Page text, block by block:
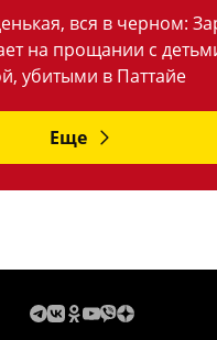
вся в черном:
на прощании с
убитыми в Паттайе
Еще